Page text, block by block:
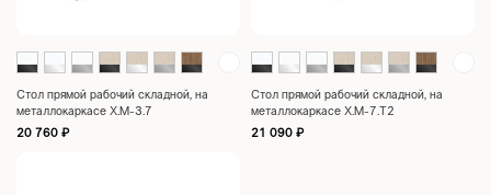
Стол прямой рабочий складной, на
металлокаркасе X.M-3.7
20 760 ₽
Стол прямой рабочий складной, на
металлокаркасе X.M-7.T2
21 090 ₽